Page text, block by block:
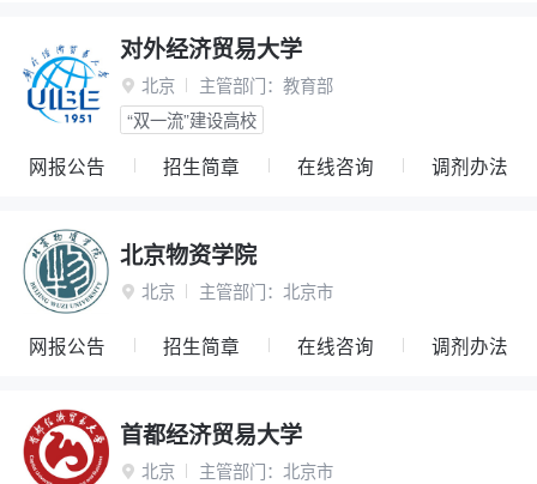
对外经济贸易大学
 北京 主管部门： 教育部
“双一流”建设高校
网报公告 招生简章 在线咨询 调剂办法
北京物资学院
 北京 主管部门： 北京市
网报公告 招生简章 在线咨询 调剂办法
首都经济贸易大学
 北京 主管部门： 北京市